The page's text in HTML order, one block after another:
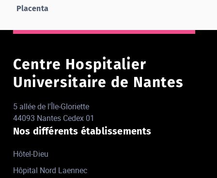
Placenta
Centre Hospitalier
Universitaire de Nantes
5 allée de l'Île-Gloriette
44093 Nantes Cedex 01
Nos différents établissements
Hôtel-Dieu
Hôpital Nord Laennec